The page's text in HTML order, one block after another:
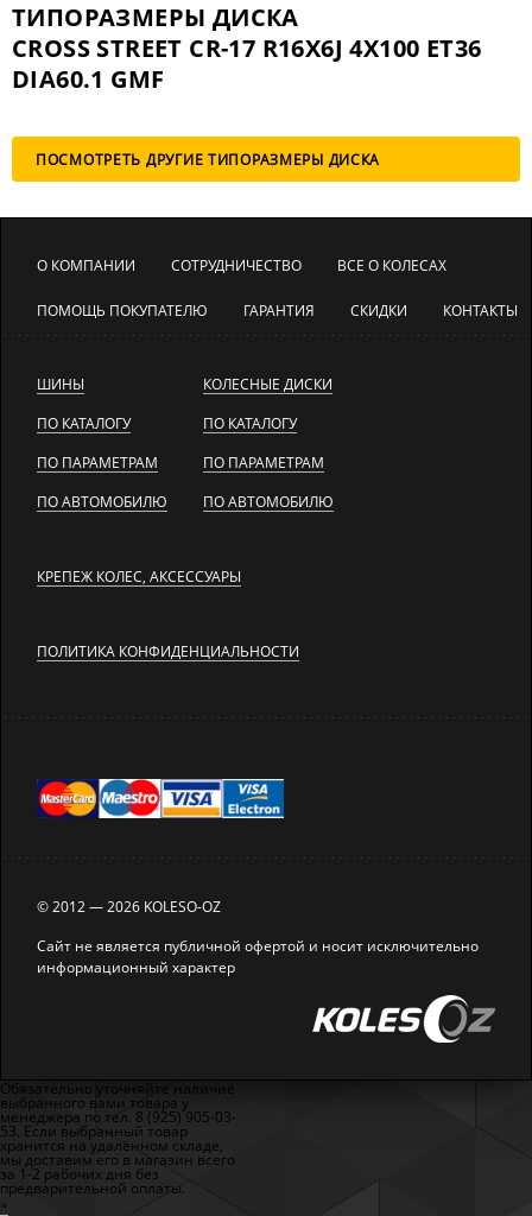
ТИПОРАЗМЕРЫ ДИСКА
CROSS STREET СR-17 R16X6J 4X100 ET36
DIA60.1 GMF
ПОСМОТРЕТЬ ДРУГИЕ ТИПОРАЗМЕРЫ ДИСКА
О КОМПАНИИ СОТРУДНИЧЕСТВО ВСЕ О КОЛЕСАХ
ПОМОЩЬ ПОКУПАТЕЛЮ ГАРАНТИЯ СКИДКИ КОНТАКТЫ
ШИНЫ
ПО КАТАЛОГУ
ПО ПАРАМЕТРАМ
ПО АВТОМОБИЛЮ
КОЛЕСНЫЕ ДИСКИ
ПО КАТАЛОГУ
ПО ПАРАМЕТРАМ
ПО АВТОМОБИЛЮ
КРЕПЕЖ КОЛЕС, АКСЕССУАРЫ
ПОЛИТИКА КОНФИДЕНЦИАЛЬНОСТИ
© 2012 — 2026 KOLESO-OZ
Сайт не является публичной офертой и носит исключительно
информационный характер
Обязательно уточняйте наличие
выбранного вами товара у
менеджера по тел. 8 (925) 905-03-
53. Если выбранный товар
хранится на удалённом складе,
мы доставим его в магазин всего
за 1-2 рабочих дня без
предварительной оплаты.
×